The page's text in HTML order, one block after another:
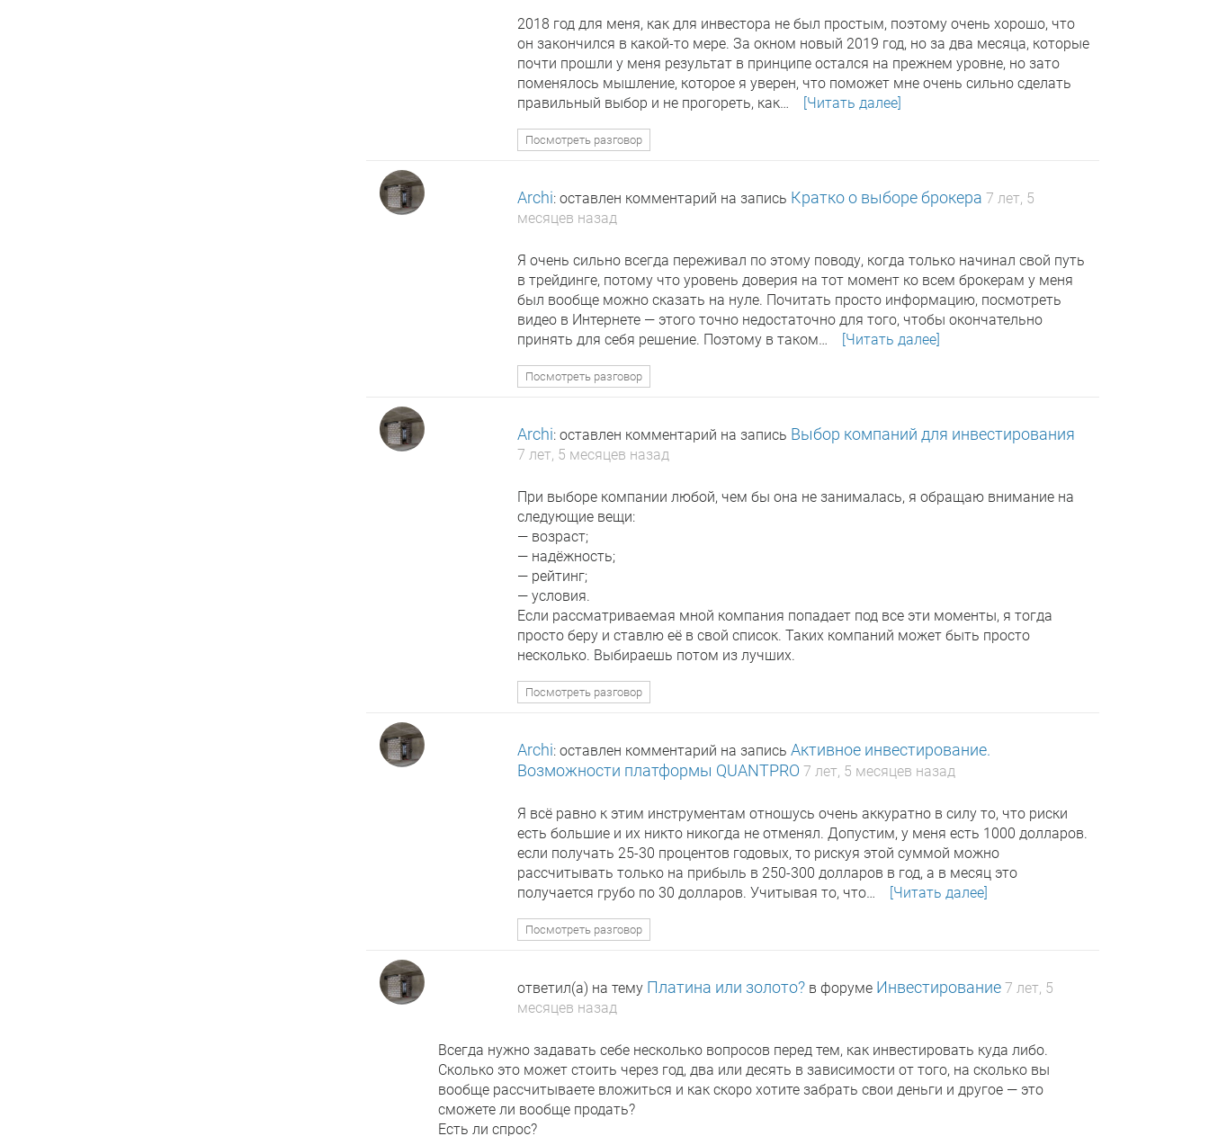
2018 год для меня, как для инвестора не был простым, поэтому очень хорошо, что
он закончился в какой-то мере. За окном новый 2019 год, но за два месяца, которые
почти прошли у меня результат в принципе остался на прежнем уровне, но зато
поменялось мышление, которое я уверен, что поможет мне очень сильно сделать
правильный выбор и не прогореть, как…
[Читать далее]
Посмотреть разговор
Archi: оставлен комментарий на запись Кратко о выборе брокера 7 лет, 5
месяцев назад
Я очень сильно всегда переживал по этому поводу, когда только начинал свой путь
в трейдинге, потому что уровень доверия на тот момент ко всем брокерам у меня
был вообще можно сказать на нуле. Почитать просто информацию, посмотреть
видео в Интернете — этого точно недостаточно для того, чтобы окончательно
принять для себя решение. Поэтому в таком…
[Читать далее]
Посмотреть разговор
Archi: оставлен комментарий на запись Выбор компаний для инвестирования
7 лет, 5 месяцев назад
При выборе компании любой, чем бы она не занималась, я обращаю внимание на
следующие вещи:
— возраст;
— надёжность;
— рейтинг;
— условия.
Если рассматриваемая мной компания попадает под все эти моменты, я тогда
просто беру и ставлю её в свой список. Таких компаний может быть просто
несколько. Выбираешь потом из лучших.
Посмотреть разговор
Archi: оставлен комментарий на запись Активное инвестирование.
Возможности платформы QUANTPRO 7 лет, 5 месяцев назад
Я всё равно к этим инструментам отношусь очень аккуратно в силу то, что риски
есть большие и их никто никогда не отменял. Допустим, у меня есть 1000 долларов.
если получать 25-30 процентов годовых, то рискуя этой суммой можно
рассчитывать только на прибыль в 250-300 долларов в год, а в месяц это
получается грубо по 30 долларов. Учитывая то, что…
[Читать далее]
Посмотреть разговор
ответил(а) на тему Платина или золото? в форуме Инвестирование 7 лет, 5
месяцев назад
Всегда нужно задавать себе несколько вопросов перед тем, как инвестировать куда либо.
Сколько это может стоить через год, два или десять в зависимости от того, на сколько вы
вообще рассчитываете вложиться и как скоро хотите забрать свои деньги и другое — это
сможете ли вообще продать?
Есть ли спрос?